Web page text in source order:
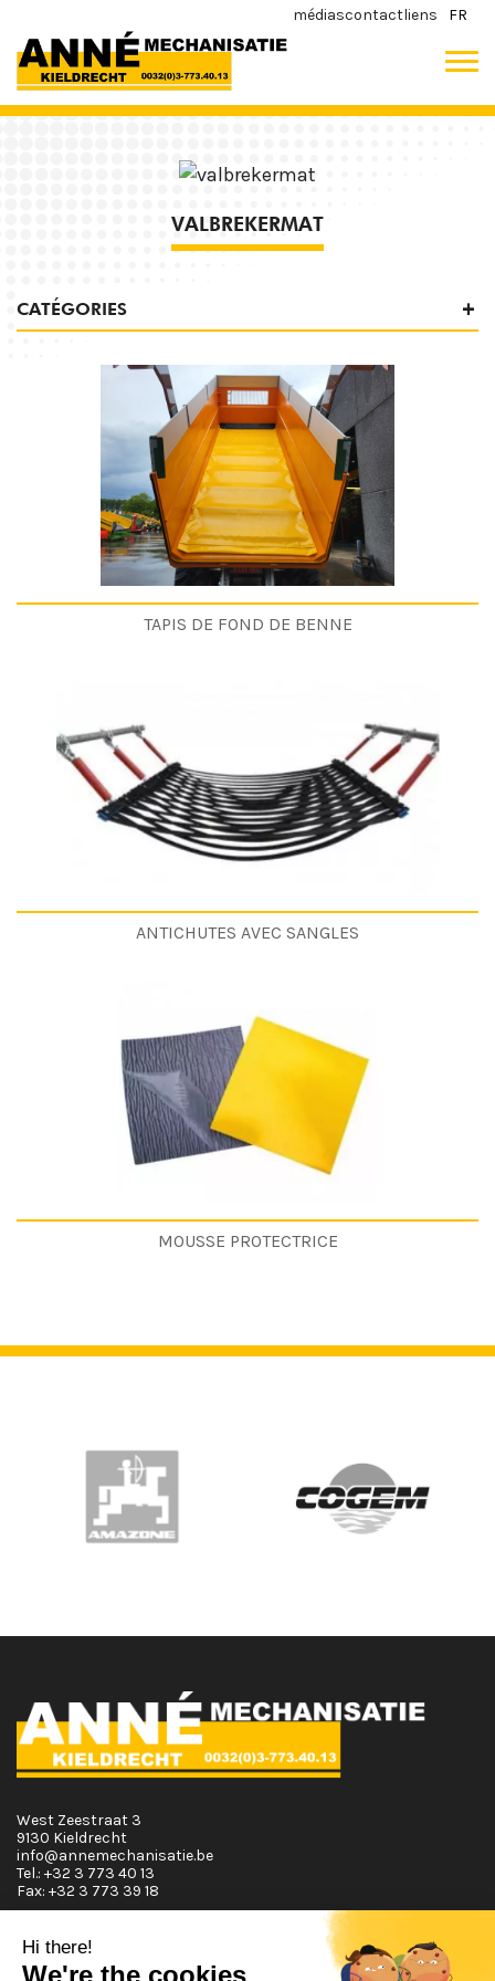
médiascontactliens FR
VALBREKERMAT
CATÉGORIES
TAPIS DE FOND DE BENNE
ANTICHUTES AVEC SANGLES
MOUSSE PROTECTRICE
West Zeestraat 3
9130 Kieldrecht
info@annemechanisatie.be
Tel.: +32 3 773 40 13
Fax: +32 3 773 39 18